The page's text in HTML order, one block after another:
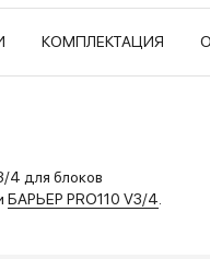
КОМПЛЕКТАЦИЯ
4 для блоков
БАРЬЕР PRO110 V3/4